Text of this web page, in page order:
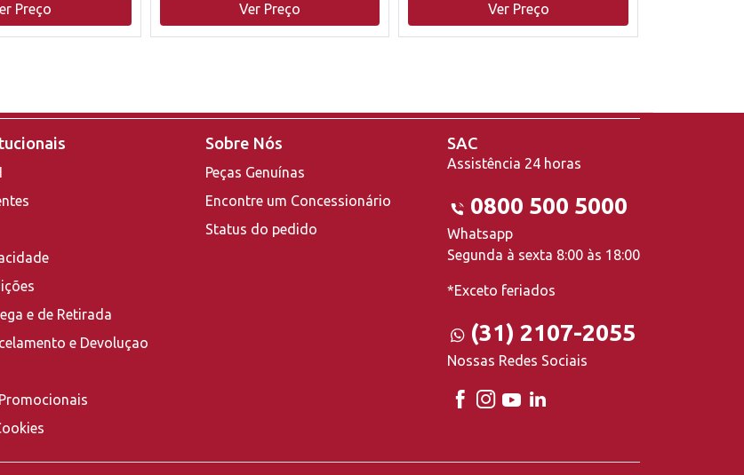
Preço Ver Preço
Ver Preço
e de Retirada
e Devoluçao
Sobre Nós
Peças Genuínas
Encontre um Concessionário
Status do pedido
SAC
Assistência 24 horas
0800 500 5000
Whatsapp
Segunda à sexta 8:00 às 18:00
*Exceto feriados
(31) 2107-2055
Nossas Redes Sociais